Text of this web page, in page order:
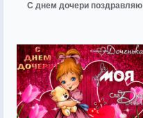
С днем дочери поздравляю